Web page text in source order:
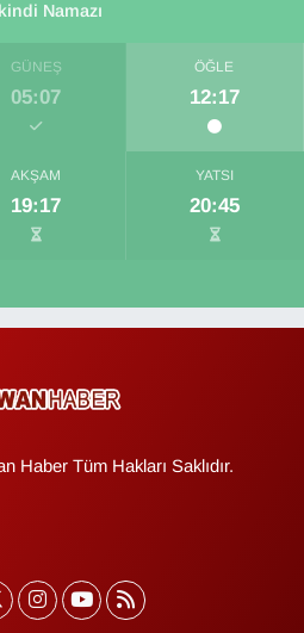
Namazı
GÜNEŞ
05:07
ÖĞLE
12:17
AKŞAM
19:17
YATSI
20:45
Haber Tüm Hakları Saklıdır.